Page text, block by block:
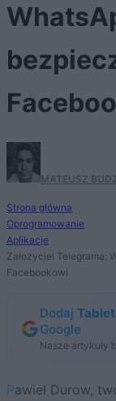
MATEUSZ
Strona główna
Oprogramowanie
Aplikacje
Założyciel Telegrama:
Facebookowi
Dodaj
Google
Nasze artykuły
Pawieł Durow, twórca Telegrama, ponownie nie zostawił